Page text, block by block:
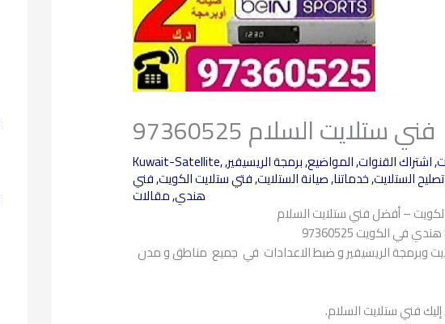
فني ستلايت السلام 97360525
Kuwait-Satellite, ,اشتراك القنوات,المواضيع,برمجة الريسيفير,
تصليح الستلايت,خدماتنا,صيانة الستلايت,فتي ستلايت الكويت,فني
هندي,مقالات
– أفضل فني ستلايت السلام
الكويت 97360525
وبرمجة الريسيفير و ضبط الاعدادات في جميع مناطق و مدن
فني ستلايت السلام.